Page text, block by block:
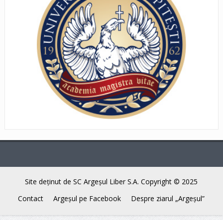
Site deţinut de SC Argeşul Liber S.A. Copyright © 2025
Contact
Argeşul pe Facebook Despre ziarul „Argeşul”